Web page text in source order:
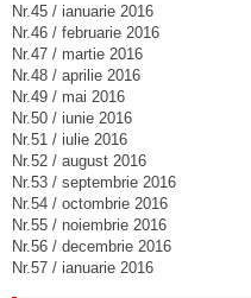
Nr.45 / ianuarie 2016
Nr.46 / februarie 2016
Nr.47 / martie 2016
Nr.48 / aprilie 2016
Nr.49 / mai 2016
Nr.50 / iunie 2016
Nr.51 / iulie 2016
Nr.52 / august 2016
Nr.53 / septembrie 2016
Nr.54 / octombrie 2016
Nr.55 / noiembrie 2016
Nr.56 / decembrie 2016
Nr.57 / ianuarie 2016